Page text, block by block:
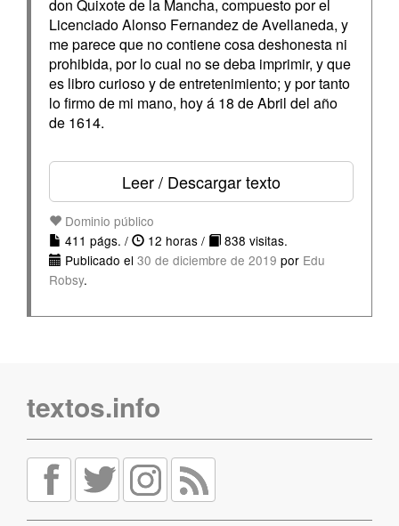
don Quixote de la Mancha, compuesto por el
Licenciado Alonso Fernandez de Avellaneda, y
me parece que no contiene cosa deshonesta ni
prohibida, por lo cual no se deba imprimir, y que
es libro curioso y de entretenimiento; y por tanto
lo firmo de mi mano, hoy á 18 de Abril del año
de 1614.
Leer / Descargar texto
Dominio público
411 págs. /
12 horas /
838 visitas.
Publicado el 30 de diciembre de 2019 por Edu
Robsy.
textos.info